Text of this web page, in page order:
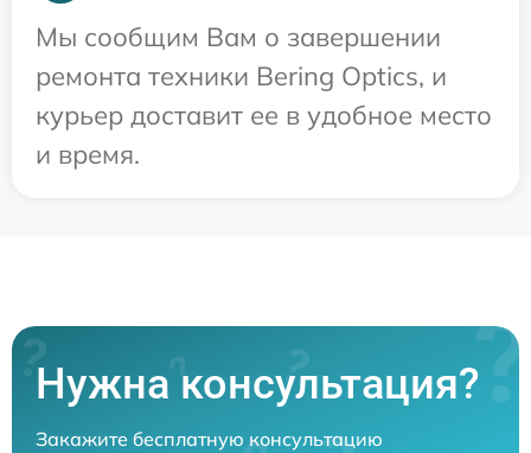
Мы сообщим Вам о завершении
ремонта техники Bering Optics, и
курьер доставит ее в удобное место
и время.
Нужна консультация?
Закажите бесплатную консультацию